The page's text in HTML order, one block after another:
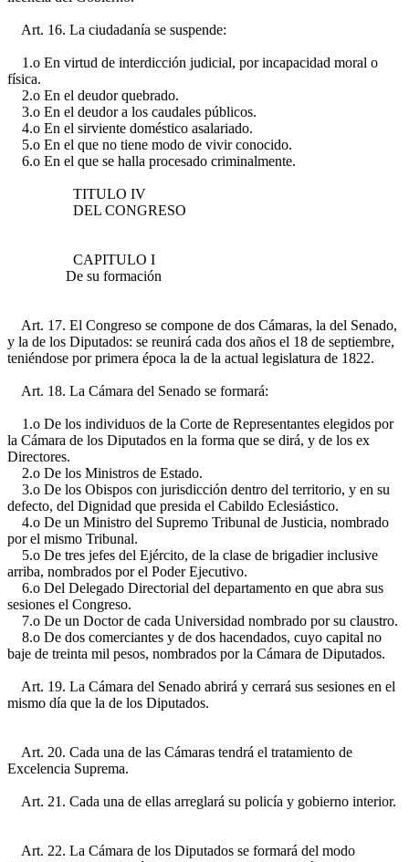
Art. 16. La ciudadanía se suspende:
1.o En virtud de interdicción judicial, por incapacidad moral o
física.
2.o En el deudor quebrado.
3.o En el deudor a los caudales públicos.
4.o En el sirviente doméstico asalariado.
5.o En el que no tiene modo de vivir conocido.
6.o En el que se halla procesado criminalmente.
TITULO IV
DEL CONGRESO
CAPITULO I
De su formación
Art. 17. El Congreso se compone de dos Cámaras, la del Senado,
y la de los Diputados: se reunirá cada dos años el 18 de septiembre,
teniéndose por primera época la de la actual legislatura de 1822.
Art. 18. La Cámara del Senado se formará:
1.o De los individuos de la Corte de Representantes elegidos por
la Cámara de los Diputados en la forma que se dirá, y de los ex
Directores.
2.o De los Ministros de Estado.
3.o De los Obispos con jurisdicción dentro del territorio, y en su
defecto, del Dignidad que presida el Cabildo Eclesiástico.
4.o De un Ministro del Supremo Tribunal de Justicia, nombrado
por el mismo Tribunal.
5.o De tres jefes del Ejército, de la clase de brigadier inclusive
arriba, nombrados por el Poder Ejecutivo.
6.o Del Delegado Directorial del departamento en que abra sus
sesiones el Congreso.
7.o De un Doctor de cada Universidad nombrado por su claustro.
8.o De dos comerciantes y de dos hacendados, cuyo capital no
baje de treinta mil pesos, nombrados por la Cámara de Diputados.
Art. 19. La Cámara del Senado abrirá y cerrará sus sesiones en el
mismo día que la de los Diputados.
Art. 20. Cada una de las Cámaras tendrá el tratamiento de
Excelencia Suprema.
Art. 21. Cada una de ellas arreglará su policía y gobierno interior.
Art. 22. La Cámara de los Diputados se formará del modo